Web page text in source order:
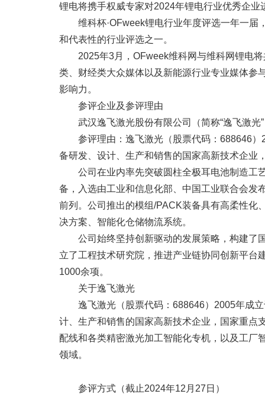
锂电将携手权威专家对2024年锂电行业优秀企业
维科杯·OFweek锂电行业年度评选一年一
和代表性的行业评选之一。
2025年3月，OFweek维科网与维科网锂电
类、财经类大众媒体以及新能源行业专业媒体参
影响力。
参评企业及参评理由
武汉逸飞激光股份有限公司（简称“逸飞激
参评理由：逸飞激光（股票代码：688646
备研发、设计、生产和销售的国家高新技术企业
公司在业内率先突破圆柱全极耳电池制造工
备，入选由工业和信息化部、中国工业联合会发
前列。公司推出的模组/PACK装备具有高柔性化
决方案、智能化仓储物流系统。
公司始终坚持创新驱动的发展策略，构建了
立了工程技术研究院，推进产业链协同创新平台
1000余项。
关于逸飞激光
逸飞激光（股票代码：688646）2005年成
计、生产和销售的国家高新技术企业，国家重点
配线和各类精密激光加工智能化专机，以及工厂
领域。
参评方式（截止2024年12月27日）